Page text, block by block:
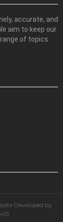
accurate, and
aim to keep our
of topics
Developed by